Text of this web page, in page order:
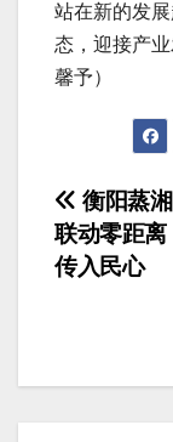
站在新的发
态，迎接产
馨予）
文
章
衡阳蒸
联动零距
传入民心